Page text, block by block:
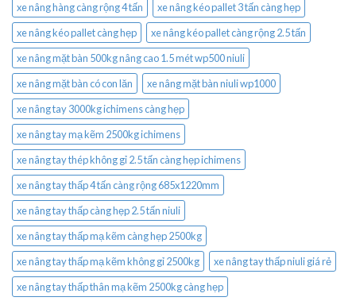
xe nâng hàng càng rộng 4 tấn
xe nâng kéo pallet 3 tấn càng hẹp
xe nâng kéo pallet càng hẹp
xe nâng kéo pallet càng rộng 2.5 tấn
xe nâng mặt bàn 500kg nâng cao 1.5 mét wp500 niuli
xe nâng mặt bàn có con lăn
xe nâng mặt bàn niuli wp1000
xe nâng tay 3000kg ichimens càng hẹp
xe nâng tay mạ kẽm 2500kg ichimens
xe nâng tay thép không gỉ 2.5 tấn càng hẹp ichimens
xe nâng tay thấp 4 tấn càng rộng 685x1220mm
xe nâng tay thấp càng hẹp 2.5 tấn niuli
xe nâng tay thấp mạ kẽm càng hẹp 2500kg
xe nâng tay thấp mạ kẽm không gỉ 2500kg
xe nâng tay thấp niuli giá rẻ
xe nâng tay thấp thân mạ kẽm 2500kg càng hẹp